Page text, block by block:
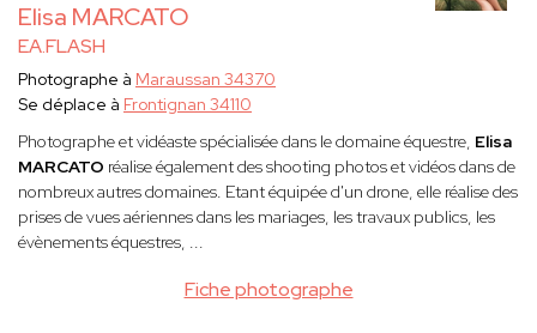
Elisa MARCATO
EA.FLASH
Fiche photographe
Photographe à Maraussan 34370
Se déplace à Frontignan 34110
Photographe et vidéaste spécialisée dans le domaine équestre, Elisa
MARCATO réalise également des shooting photos et vidéos dans de
nombreux autres domaines. Etant équipée d'un drone, elle réalise des
prises de vues aériennes dans les mariages, les travaux publics, les
évènements équestres, ...